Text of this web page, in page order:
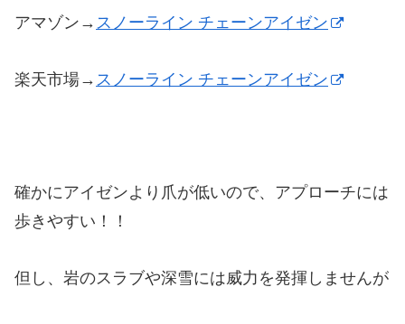
アマゾン→ スノーライン チェーンアイゼン
楽天市場→ スノーライン チェーンアイゼン
確かにアイゼンより爪が低いので、アプローチには
歩きやすい！！
但し、岩のスラブや深雪には威力を発揮しませんが